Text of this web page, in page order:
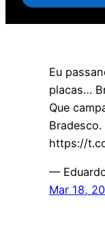
Eu
placas…
Que
https://
—
Mar 18,